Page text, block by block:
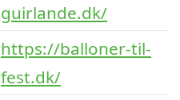
guirlande.dk/
https://balloner-til-
fest.dk/